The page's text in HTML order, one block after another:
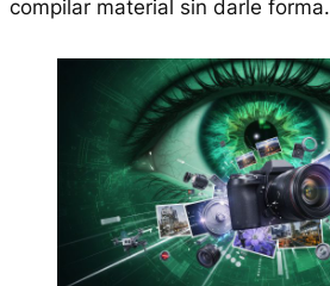
compilar material sin darle forma.